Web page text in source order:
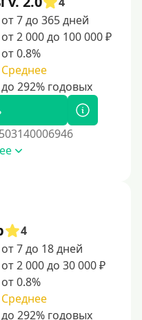
от 7 до 365 дней
от 2 000 до 100 000 ₽
от 0.8%
Среднее
4
от 7 до 18 дней
от 2 000 до 30 000 ₽
от 0.8%
Среднее